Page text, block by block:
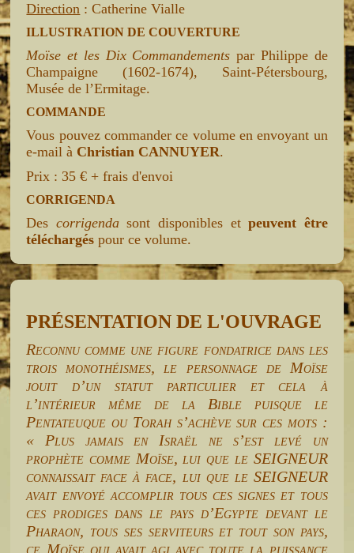
Direction :Catherine Vialle
ILLUSTRATION DE COUVERTURE
Moïse et les Dix Commandements par Philippe de
Champaigne (1602-1674), Saint-Pétersbourg,
Musée de l’Ermitage.
COMMANDE
Vous pouvez commander ce volume en envoyant un
e-mail à Christian CANNUYER.
Prix : 35 € + frais d'envoi
CORRIGENDA
Des corrigendasont disponibles etpeuvent être
téléchargés pour ce volume.
PRÉSENTATION DE L'OUVRAGE
Reconnu comme une figure fondatrice dans les
trois monothéismes, le personnage de Moïse
jouit d’un statut particulier et cela à
l’intérieur même de la Bible puisque le
Pentateuque ou Torah s’achève sur ces mots :
« Plus jamais en Israël ne s’est levé un
prophète comme Moïse, lui que le SEIGNEUR
connaissait face à face, lui que le SEIGNEUR
avait envoyé accomplir tous ces signes et tous
ces prodiges dans le pays d’Egypte devant le
Pharaon, tous ses serviteurs et tout son pays,
ce Moïse qui avait agi avec toute la puissance